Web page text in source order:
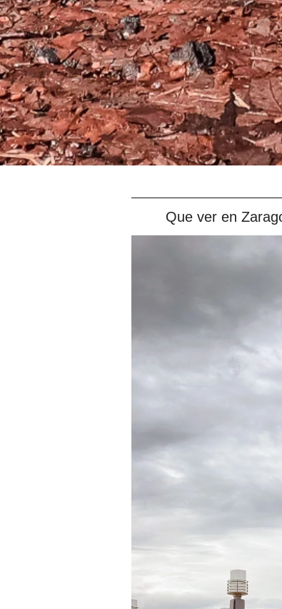
Que ver en